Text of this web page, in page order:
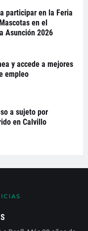
participar en la Feria
en el
Asunción 2026
y accede a mejores
empleo
a sujeto por
en Calvillo